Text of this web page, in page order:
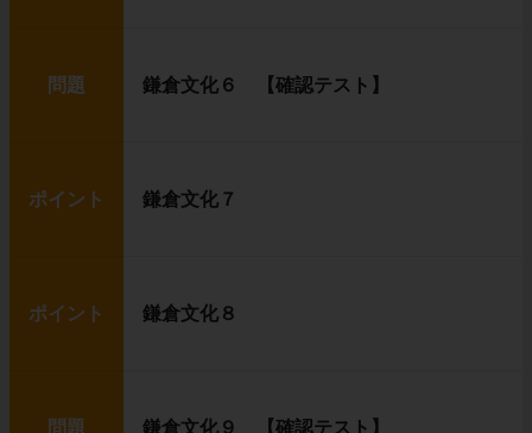
問題 鎌倉文化６ 【確認テスト】
ポイント 鎌倉文化７
ポイント 鎌倉文化８
問題 鎌倉文化９ 【確認テスト】